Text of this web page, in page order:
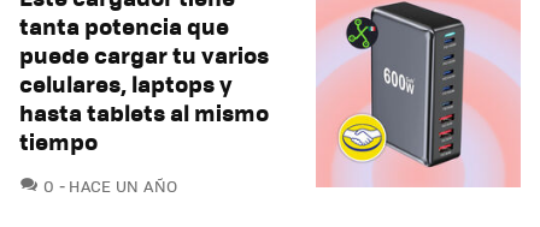
tanta potencia que
puede cargar tu varios
celulares, laptops y
hasta tablets al mismo
tiempo
0 COMENTARIOS
HACE UN AÑO